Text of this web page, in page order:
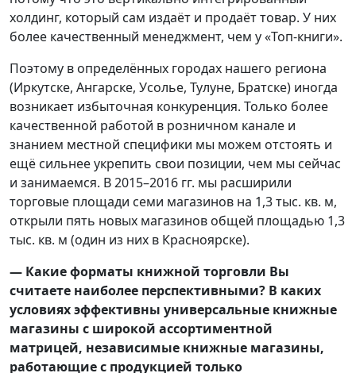
холдинг, который сам издаёт и продаёт товар. У них
более качественный менеджмент, чем у «Топ-книги».
Поэтому в определённых городах нашего региона
(Иркутске, Ангарске, Усолье, Тулуне, Братске) иногда
возникает избыточная конкуренция. Только более
качественной работой в розничном канале и
знанием местной специфики мы можем отстоять и
ещё сильнее укрепить свои позиции, чем мы сейчас
и занимаемся. В 2015–2016 гг. мы расширили
торговые площади семи магазинов на 1,3 тыс. кв. м,
открыли пять новых магазинов общей площадью 1,3
тыс. кв. м (один из них в Красноярске).
— Какие форматы книжной торговли Вы
считаете наиболее перспективными? В каких
условиях эффективны универсальные книжные
магазины с широкой ассортиментной
матрицей, независимые книжные магазины,
работающие с продукцией только